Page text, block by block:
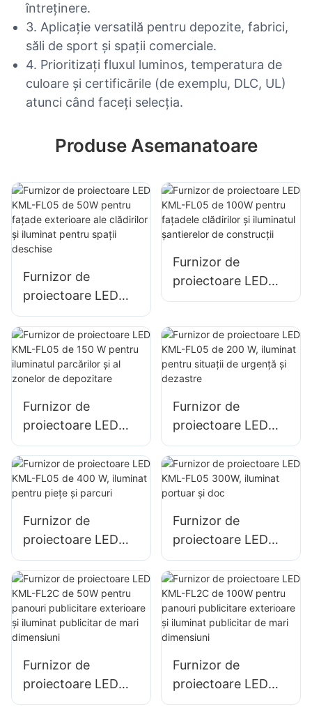
întreținere.
3. Aplicație versatilă pentru depozite, fabrici,
săli de sport și spații comerciale.
4. Prioritizați fluxul luminos, temperatura de
culoare și certificările (de exemplu, DLC, UL)
atunci când faceți selecția.
Produse Asemanatoare
Furnizor de
proiectoare LED
KML-FL05 de 50W
pentru fațade
exterioare ale
clădirilor și iluminat
deschise
Furnizor de
proiectoare LED
KML-FL05 de 100W
clădirilor și
iluminatul
șantierelor de
Furnizor de
proiectoare LED
KML-FL05 de 150
W pentru iluminatul
parcărilor și al
zonelor de
depozitare
Furnizor de
proiectoare LED
KML-FL05 de 200
W, iluminat pentru
situații de urgență
și dezastre
Furnizor de
proiectoare LED
KML-FL05 de 400
W, iluminat pentru
piețe și parcuri
Furnizor de
proiectoare LED
KML-FL05 300W,
iluminat portuar și
doc
Furnizor de
proiectoare LED
KML-FL2C de 50W
Furnizor de
proiectoare LED
KML-FL2C de 100W